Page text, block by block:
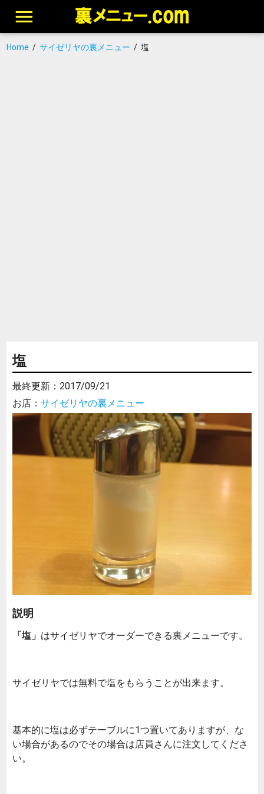
Home/ サイゼリヤの裏メニュー / 塩
塩
最終更新： 2017/09/21
お店： サイゼリヤの裏メニュー
説明
「塩」 はサイゼリヤでオーダーできる裏メニューです。
サイゼリヤでは無料で塩をもらうことが出来ます。
基本的に塩は必ずテーブルに1つ置いてありますが、な
い場合があるのでその場合は店員さんに注文してくださ
い。